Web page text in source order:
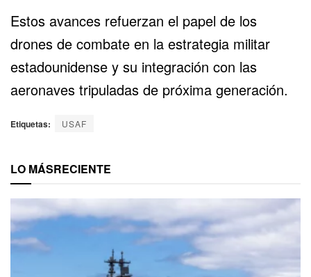
Estos avances refuerzan el papel de los
drones de combate en la estrategia militar
estadounidense y su integración con las
aeronaves tripuladas de próxima generación.
Etiquetas: USAF
LO MÁSRECIENTE